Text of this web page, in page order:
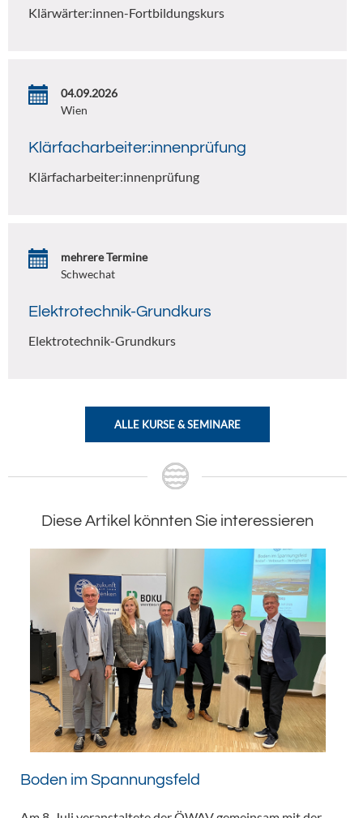
Klärwärter:innen-Fortbildungskurs
04.09.2026
Wien
Klärfacharbeiter:innenprüfung
Klärfacharbeiter:innenprüfung
mehrere Termine
Schwechat
Elektrotechnik-Grundkurs
Elektrotechnik-Grundkurs
ALLE KURSE & SEMINARE
Diese Artikel könnten Sie interessieren
Boden im Spannungsfeld